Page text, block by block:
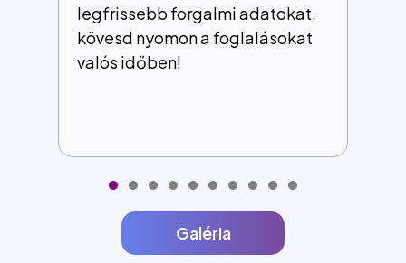
legfrissebb forgalmi adatokat,
kövesd nyomon a foglalásokat
valós időben!
Galéria